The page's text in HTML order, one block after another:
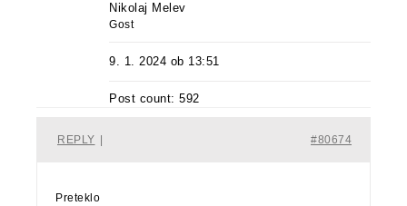
Nikolaj Melev
Gost
9. 1. 2024 ob 13:51
Post count: 592
#80674
REPLY
Preteklo